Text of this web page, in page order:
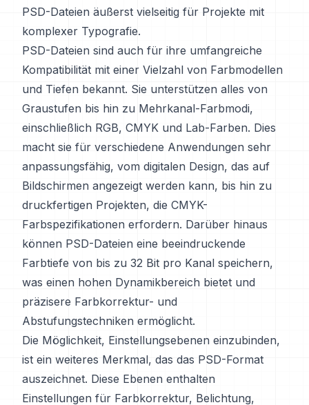
PSD-Dateien äußerst vielseitig für Projekte mit
komplexer Typografie.
PSD-Dateien sind auch für ihre umfangreiche
Kompatibilität mit einer Vielzahl von Farbmodellen
und Tiefen bekannt. Sie unterstützen alles von
Graustufen bis hin zu Mehrkanal-Farbmodi,
einschließlich RGB, CMYK und Lab-Farben. Dies
macht sie für verschiedene Anwendungen sehr
anpassungsfähig, vom digitalen Design, das auf
Bildschirmen angezeigt werden kann, bis hin zu
druckfertigen Projekten, die CMYK-
Farbspezifikationen erfordern. Darüber hinaus
können PSD-Dateien eine beeindruckende
Farbtiefe von bis zu 32 Bit pro Kanal speichern,
was einen hohen Dynamikbereich bietet und
präzisere Farbkorrektur- und
Abstufungstechniken ermöglicht.
Die Möglichkeit, Einstellungsebenen einzubinden,
ist ein weiteres Merkmal, das das PSD-Format
auszeichnet. Diese Ebenen enthalten
Einstellungen für Farbkorrektur, Belichtung,